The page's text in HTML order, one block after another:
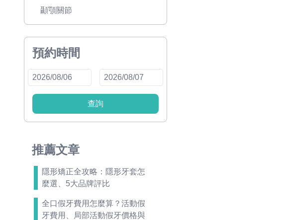
顳顎關節
預約時間
查詢
推薦文章
隱形矯正全攻略：隱形牙套怎
麼選、5大品牌評比
全口假牙費用怎麼算？活動假
牙費用、局部活動假牙價格與